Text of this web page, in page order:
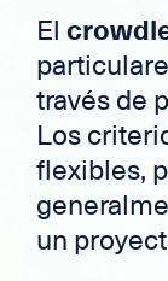
El
través de
Los
flexibles,
un